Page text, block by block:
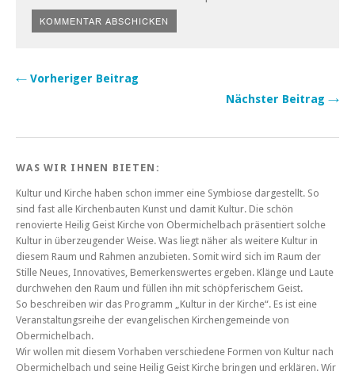
← Vorheriger Beitrag
Nächster Beitrag →
WAS WIR IHNEN BIETEN:
Kultur und Kirche haben schon immer eine Symbiose dargestellt. So
sind fast alle Kirchenbauten Kunst und damit Kultur. Die schön
renovierte Heilig Geist Kirche von Obermichelbach präsentiert solche
Kultur in überzeugender Weise. Was liegt näher als weitere Kultur in
diesem Raum und Rahmen anzubieten. Somit wird sich im Raum der
Stille Neues, Innovatives, Bemerkenswertes ergeben. Klänge und Laute
durchwehen den Raum und füllen ihn mit schöpferischem Geist.
So beschreiben wir das Programm „Kultur in der Kirche“. Es ist eine
Veranstaltungsreihe der evangelischen Kirchengemeinde von
Obermichelbach.
Wir wollen mit diesem Vorhaben verschiedene Formen von Kultur nach
Obermichelbach und seine Heilig Geist Kirche bringen und erklären. Wir